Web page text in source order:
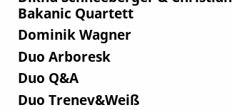
Bakanic Quartett
Dominik Wagner
Duo Arboresk
Duo Q&A
Duo Trenev&Weiß